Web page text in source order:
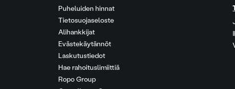
Puheluiden hinnat
Tietosuojaseloste
Alihankkijat
Evästekäytännöt
Laskutustiedot
Hae rahoituslimiittiä
Ropo Group